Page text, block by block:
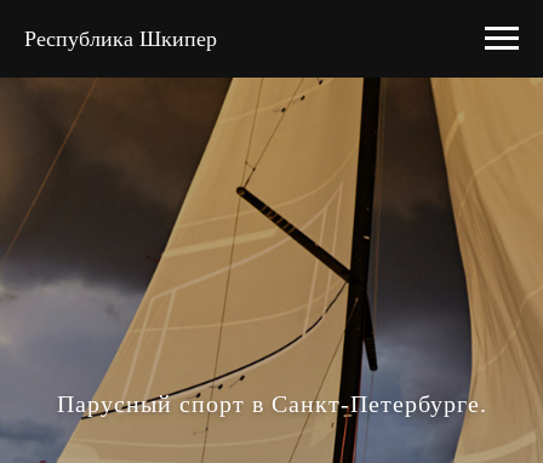
Республика Шкипер
Парусный спорт в Санкт-Петербурге.